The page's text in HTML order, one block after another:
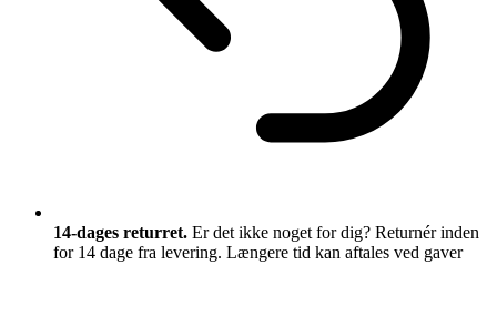
14-dages returret. Er det ikke noget for dig? Returnér inden
for 14 dage fra levering. Længere tid kan aftales ved gaver